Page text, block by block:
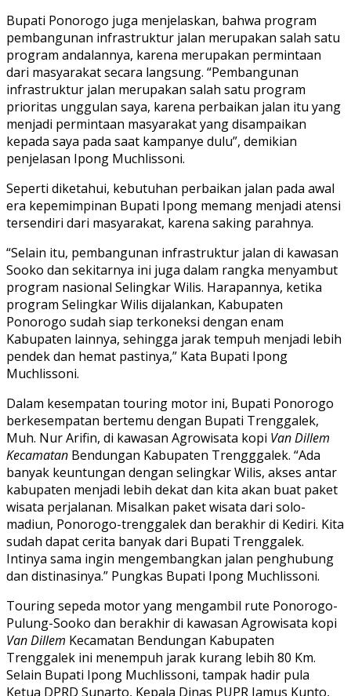
Bupati Ponorogo juga menjelaskan, bahwa program
pembangunan infrastruktur jalan merupakan salah satu
program andalannya, karena merupakan permintaan
dari masyarakat secara langsung. “Pembangunan
infrastruktur jalan merupakan salah satu program
prioritas unggulan saya, karena perbaikan jalan itu yang
menjadi permintaan masyarakat yang disampaikan
kepada saya pada saat kampanye dulu”, demikian
penjelasan Ipong Muchlissoni.
Seperti diketahui, kebutuhan perbaikan jalan pada awal
era kepemimpinan Bupati Ipong memang menjadi atensi
tersendiri dari masyarakat, karena saking parahnya.
“Selain itu, pembangunan infrastruktur jalan di kawasan
Sooko dan sekitarnya ini juga dalam rangka menyambut
program nasional Selingkar Wilis. Harapannya, ketika
program Selingkar Wilis dijalankan, Kabupaten
Ponorogo sudah siap terkoneksi dengan enam
Kabupaten lainnya, sehingga jarak tempuh menjadi lebih
pendek dan hemat pastinya,” Kata Bupati Ipong
Muchlissoni.
Dalam kesempatan touring motor ini, Bupati Ponorogo
berkesempatan bertemu dengan Bupati Trenggalek,
Muh. Nur Arifin, di kawasan Agrowisata kopi Van Dillem
Kecamatan Bendungan Kabupaten Trengggalek. “Ada
banyak keuntungan dengan selingkar Wilis, akses antar
kabupaten menjadi lebih dekat dan kita akan buat paket
wisata perjalanan. Misalkan paket wisata dari solo-
madiun, Ponorogo-trenggalek dan berakhir di Kediri. Kita
sudah dapat cerita banyak dari Bupati Trenggalek.
Intinya sama ingin mengembangkan jalan penghubung
dan distinasinya.” Pungkas Bupati Ipong Muchlissoni.
Touring sepeda motor yang mengambil rute Ponorogo-
Pulung-Sooko dan berakhir di kawasan Agrowisata kopi
Van Dillem Kecamatan Bendungan Kabupaten
Trenggalek ini menempuh jarak kurang lebih 80 Km.
Selain Bupati Ipong Muchlissoni, tampak hadir pula
Ketua DPRD Sunarto, Kepala Dinas PUPR Jamus Kunto,